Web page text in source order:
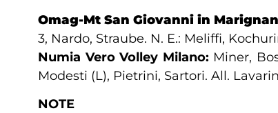
Omag-Mt San Giovanni in
3, Nardo, Straube. N. E.: Meliffi,
Numia Vero Volley Milano: Miner,
Modesti (L), Pietrini, Sartori. All.
NOTE